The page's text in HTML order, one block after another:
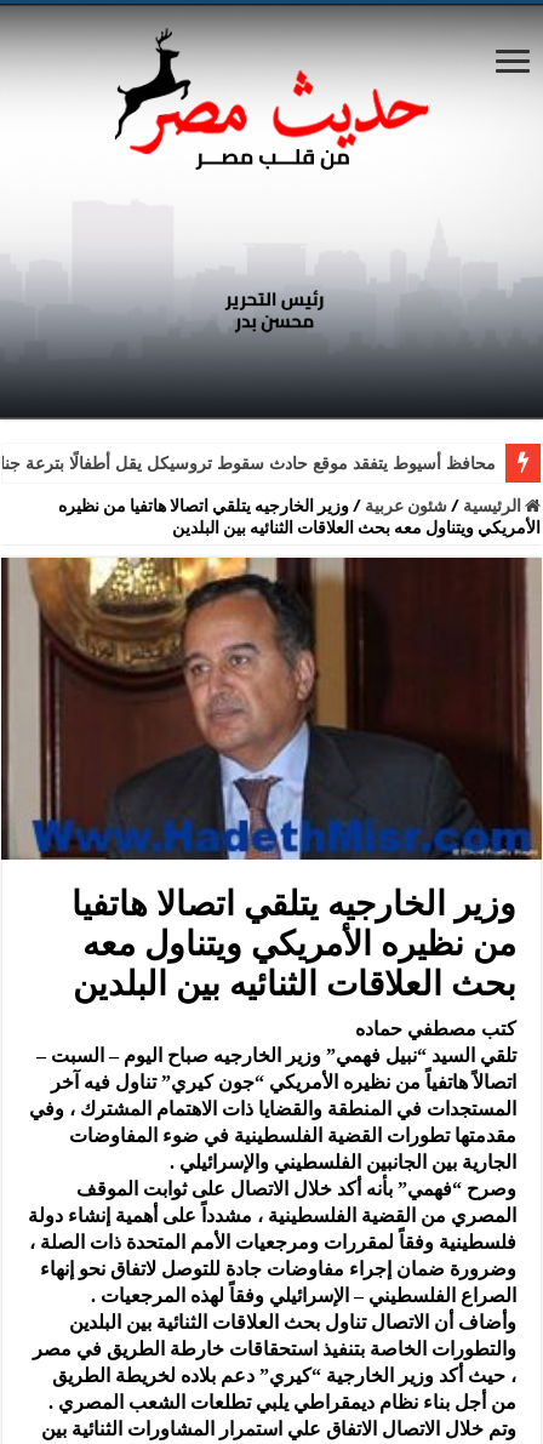
محافظ أسيوط يتفقد موقع حادث سقوط تروسيكل يقل أطفالًا بترعة
الرئيسية /شئون عربية /وزير الخارجيه يتلقي اتصالا هاتفيا من نظيره
الأمريكي ويتناول معه بحث العلاقات الثنائيه بين البلدين
وزير الخارجيه يتلقي اتصالا هاتفيا
من نظيره الأمريكي ويتناول معه
بحث العلاقات الثنائيه بين البلدين
كتب مصطفي حماده
تلقي السيد “نبيل فهمي” وزير الخارجيه صباح اليوم – السبت –
اتصالاً هاتفياً من نظيره الأمريكي “جون كيري” تناول فيه آخر
المستجدات في المنطقة والقضايا ذات الاهتمام المشترك ، وفي
مقدمتها تطورات القضية الفلسطينية في ضوء المفاوضات
الجارية بين الجانبين الفلسطيني والإسرائيلي .
وصرح “فهمي” بأنه أكد خلال الاتصال على ثوابت الموقف
المصري من القضية الفلسطينية ، مشدداً على أهمية إنشاء دولة
فلسطينية وفقاً لمقررات ومرجعيات الأمم المتحدة ذات الصلة ،
وضرورة ضمان إجراء مفاوضات جادة للتوصل لاتفاق نحو إنهاء
الصراع الفلسطيني – الإسرائيلي وفقاً لهذه المرجعيات .
وأضاف أن الاتصال تناول بحث العلاقات الثنائية بين البلدين
والتطورات الخاصة بتنفيذ استحقاقات خارطة الطريق في مصر
، حيث أكد وزير الخارجية “كيري” دعم بلاده لخريطة الطريق
من أجل بناء نظام ديمقراطي يلبي تطلعات الشعب المصري .
وتم خلال الاتصال الاتفاق علي استمرار المشاورات الثنائية بين